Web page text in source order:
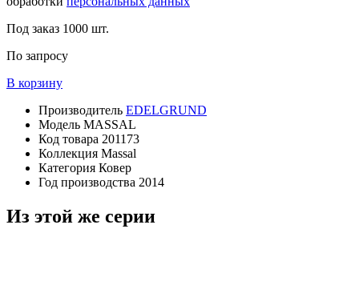
Под заказ 1000 шт.
По запросу
В корзину
Производитель EDELGRUND
Модель MASSAL
Код товара 201173
Коллекция Massal
Категория Ковер
Год производства 2014
Из этой же серии